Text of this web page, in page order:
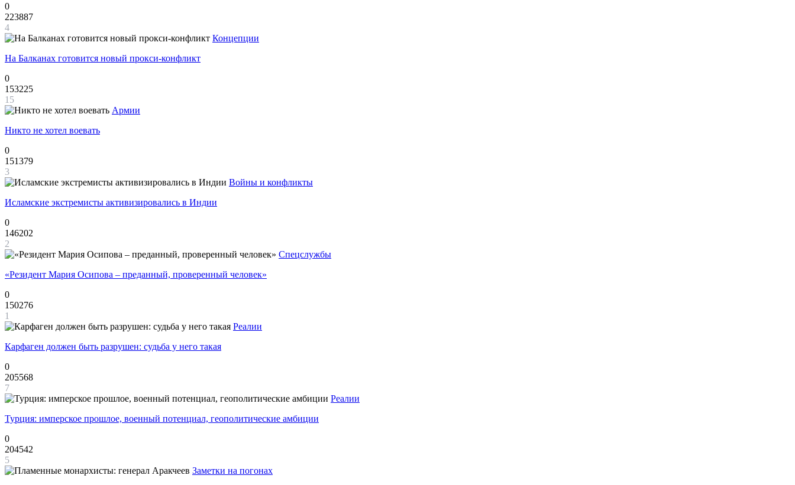
0
223887
4
Концепции
На Балканах готовится новый прокси-конфликт
0
153225
15
Армии
Никто не хотел воевать
0
151379
3
Войны и конфликты
Исламские экстремисты активизировались в Индии
0
146202
2
Спецслужбы
«Резидент Мария Осипова – преданный, проверенный человек»
0
150276
1
Реалии
Карфаген должен быть разрушен: судьба у него такая
0
205568
7
Реалии
Турция: имперское прошлое, военный потенциал, геополитические амбиции
0
204542
5
Заметки на погонах